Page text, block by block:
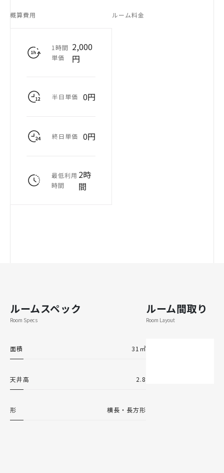
概算費用
1時間
単価
2,000
円
半日単価 0円
終日単価 0円
最低利用
時間
2時
間
ルーム料金
ルームスペック
Room Specs
面積 31㎡
天井高 2.8
形 横長・長方形
ルーム間取り
Room Layout